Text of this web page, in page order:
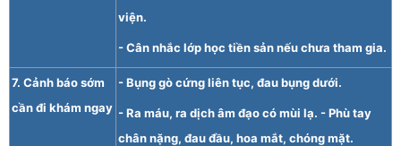
viện.
- Cân nhắc lớp học tiền sản nếu chưa tham gia.
7. Cảnh báo sớm
cần đi khám ngay
- Bụng gò cứng liên tục, đau bụng dưới.
- Ra máu, ra dịch âm đạo có mùi lạ. - Phù tay
chân nặng, đau đầu, hoa mắt, chóng mặt.